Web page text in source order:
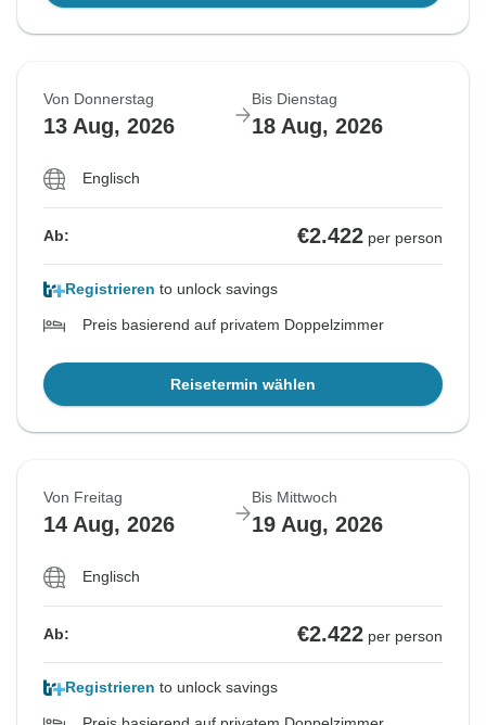
Von Donnerstag
13 Aug, 2026
Bis Dienstag
18 Aug, 2026
Englisch
Ab: €2.422 per person
Registrieren to unlock savings
Preis basierend auf privatem Doppelzimmer
Reisetermin wählen
Von Freitag
14 Aug, 2026
Bis Mittwoch
19 Aug, 2026
Englisch
Ab: €2.422 per person
Registrieren to unlock savings